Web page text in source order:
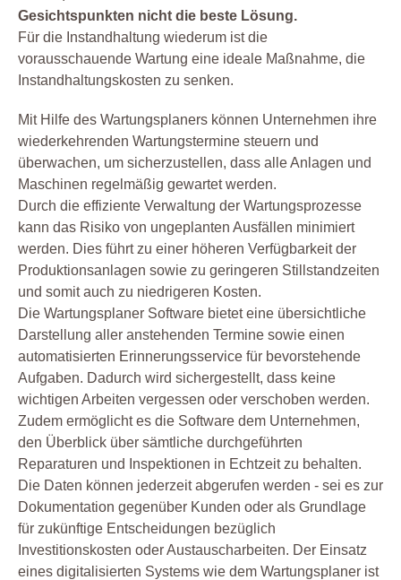
Gesichtspunkten nicht die beste Lösung.
Für die Instandhaltung wiederum ist die
vorausschauende Wartung eine ideale Maßnahme, die
Instandhaltungskosten zu senken.
Mit Hilfe des Wartungsplaners können Unternehmen ihre
wiederkehrenden Wartungstermine steuern und
überwachen, um sicherzustellen, dass alle Anlagen und
Maschinen regelmäßig gewartet werden.
Durch die effiziente Verwaltung der Wartungsprozesse
kann das Risiko von ungeplanten Ausfällen minimiert
werden. Dies führt zu einer höheren Verfügbarkeit der
Produktionsanlagen sowie zu geringeren Stillstandzeiten
und somit auch zu niedrigeren Kosten.
Die Wartungsplaner Software bietet eine übersichtliche
Darstellung aller anstehenden Termine sowie einen
automatisierten Erinnerungsservice für bevorstehende
Aufgaben. Dadurch wird sichergestellt, dass keine
wichtigen Arbeiten vergessen oder verschoben werden.
Zudem ermöglicht es die Software dem Unternehmen,
den Überblick über sämtliche durchgeführten
Reparaturen und Inspektionen in Echtzeit zu behalten.
Die Daten können jederzeit abgerufen werden - sei es zur
Dokumentation gegenüber Kunden oder als Grundlage
für zukünftige Entscheidungen bezüglich
Investitionskosten oder Austauscharbeiten. Der Einsatz
eines digitalisierten Systems wie dem Wartungsplaner ist